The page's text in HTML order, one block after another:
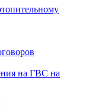
на ГВС на